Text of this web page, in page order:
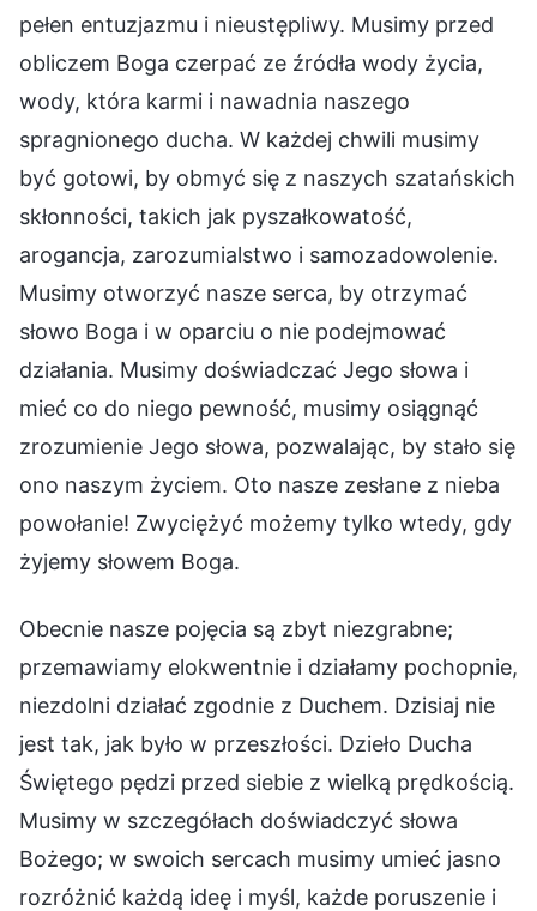
pełen entuzjazmu i nieustępliwy. Musimy przed
obliczem Boga czerpać ze źródła wody życia,
wody, która karmi i nawadnia naszego
spragnionego ducha. W każdej chwili musimy
być gotowi, by obmyć się z naszych szatańskich
skłonności, takich jak pyszałkowatość,
arogancja, zarozumialstwo i samozadowolenie.
Musimy otworzyć nasze serca, by otrzymać
słowo Boga i w oparciu o nie podejmować
działania. Musimy doświadczać Jego słowa i
mieć co do niego pewność, musimy osiągnąć
zrozumienie Jego słowa, pozwalając, by stało się
ono naszym życiem. Oto nasze zesłane z nieba
powołanie! Zwyciężyć możemy tylko wtedy, gdy
żyjemy słowem Boga.
Obecnie nasze pojęcia są zbyt niezgrabne;
przemawiamy elokwentnie i działamy pochopnie,
niezdolni działać zgodnie z Duchem. Dzisiaj nie
jest tak, jak było w przeszłości. Dzieło Ducha
Świętego pędzi przed siebie z wielką prędkością.
Musimy w szczegółach doświadczyć słowa
Bożego; w swoich sercach musimy umieć jasno
rozróżnić każdą ideę i myśl, każde poruszenie i